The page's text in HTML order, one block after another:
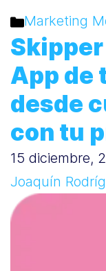
Categorías
Marketing
App de
desde
con tu
15 diciembre,
Joaquín